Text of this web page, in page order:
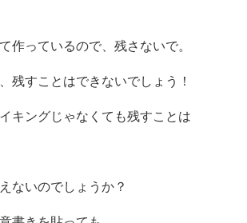
っているので、残さないで。
すことはできないでしょう！
キングじゃなくても残すことは
ないのでしょうか？